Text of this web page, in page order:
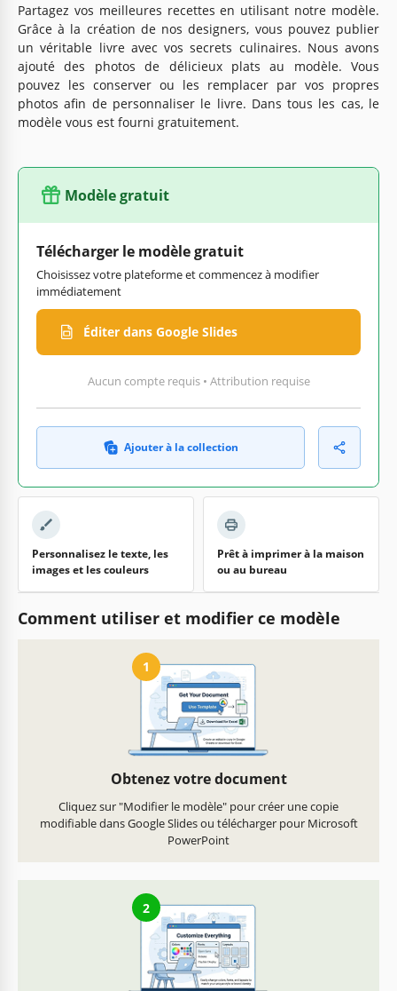
Partagez vos meilleures recettes en utilisant notre modèle.
Grâce à la création de nos designers, vous pouvez publier
un véritable livre avec vos secrets culinaires. Nous avons
ajouté des photos de délicieux plats au modèle. Vous
pouvez les conserver ou les remplacer par vos propres
photos afin de personnaliser le livre. Dans tous les cas, le
modèle vous est fourni gratuitement.
Modèle gratuit
Télécharger le modèle gratuit
Choisissez votre plateforme et commencez à modifier
immédiatement
Éditer dans Google Slides
Aucun compte requis • Attribution requise
Ajouter à la collection
Personnalisez le texte, les
images et les couleurs
Prêt à imprimer à la maison
ou au bureau
Comment utiliser et modifier ce modèle
1
Obtenez votre document
Cliquez sur "Modifier le modèle" pour créer une copie
modifiable dans Google Slides ou télécharger pour Microsoft
PowerPoint
2